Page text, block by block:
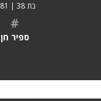
בת 38 | 1.81
#
ספיר חן